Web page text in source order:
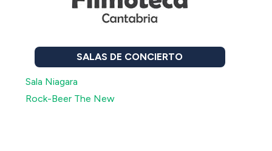
SALAS DE CONCIERTO
Sala Niagara
Rock-Beer The New